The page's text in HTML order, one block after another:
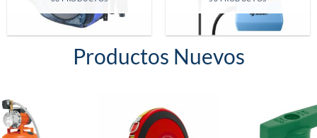
Productos Nuevos